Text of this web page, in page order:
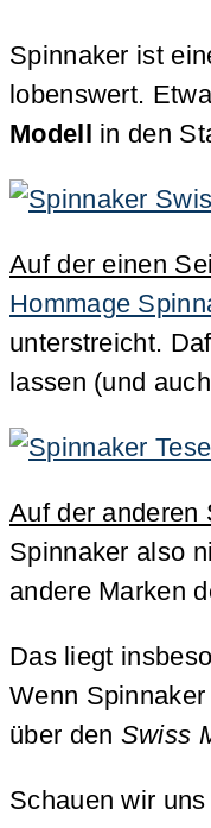
Spinnaker ist
lobenswert.
Modell in den
Auf der einen
Hommage
unterstreicht.
lassen (und
Auf der anderen
Spinnaker also
andere Marken
Das liegt
Wenn
über den Swiss
Schauen wir